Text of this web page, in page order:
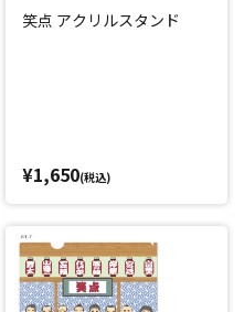
笑点 アクリルスタンド
¥1,650(税込)